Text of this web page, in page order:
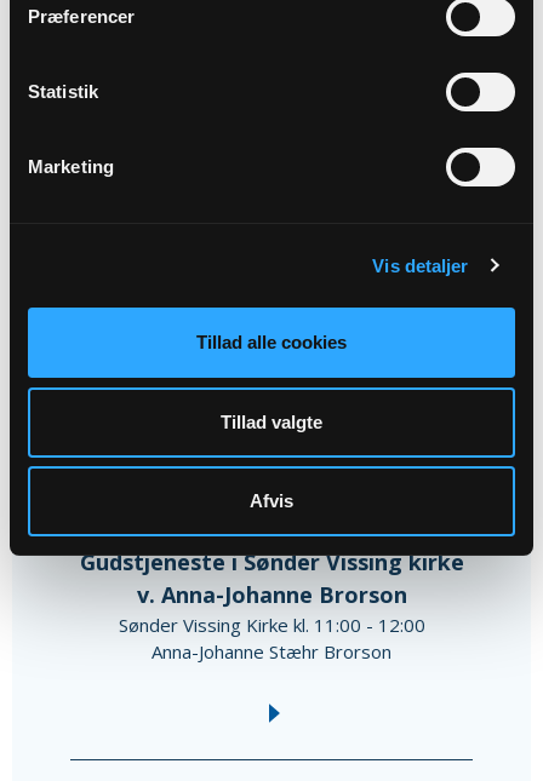
Præferencer
Statistik
Marketing
Vis detaljer
Tillad alle cookies
Tillad valgte
Afvis
Oktober 2026
04
OKT
Gudstjeneste i Sønder Vissing kirke
v. Anna-Johanne Brorson
Sønder Vissing Kirke kl. 11:00 - 12:00
Anna-Johanne Stæhr Brorson